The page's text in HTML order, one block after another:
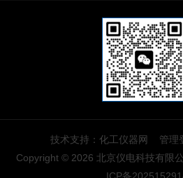
技术支持： 化工仪器网 管理
Copyright © 2026 北京仪电科技有限